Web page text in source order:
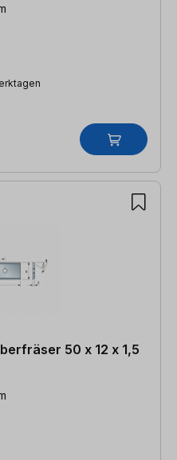
50 x 12 x 1,5